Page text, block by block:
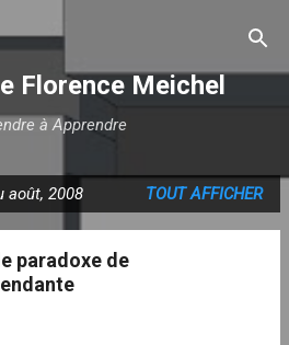
Florence Meichel
à Apprendre
août, 2008 TOUT AFFICHER
paradoxe de